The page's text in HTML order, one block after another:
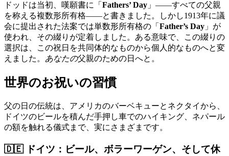
ドッドは当初、嘆願書に「 Fathers’ Day 」——すべての父親
を称える複数形所有格——と書きました。しかし1913年に議
会に提出された法案では単数形所有格の「 Father’s Day 」が
使われ、その綴りが定着しました。ある意味で、この綴りの
選択は、この祝日を共同体的なものから個人的なものへと変
えました。 あなたの父親のための日へと。
世界のお祝いの習慣
父の日の伝統は、アメリカのバーベキューとネクタイから、
ドイツのビールを積んだ手押し車でのハイキング、ネパール
の額を触れる儀式まで、実にさまざまです。
🇩🇪 ドイツ：ビール、ボラーワーゲン、そして休